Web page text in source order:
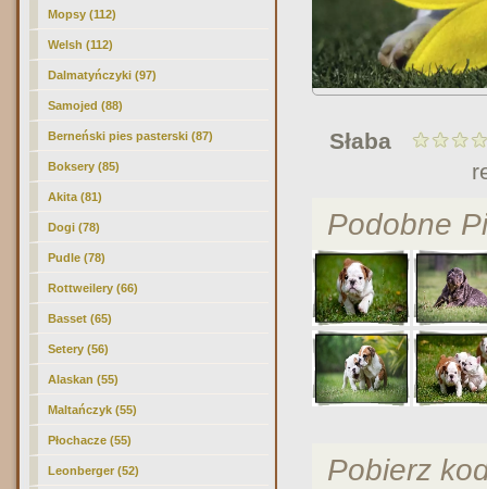
Mopsy (112)
Welsh (112)
Dalmatyńczyki (97)
Samojed (88)
Berneński pies pasterski (87)
Boksery (85)
Akita (81)
Dogi (78)
Pudle (78)
Rottweilery (66)
Basset (65)
Setery (56)
Alaskan (55)
Maltańczyk (55)
Płochacze (55)
Leonberger (52)
Słaba
Podobne
Pobierz